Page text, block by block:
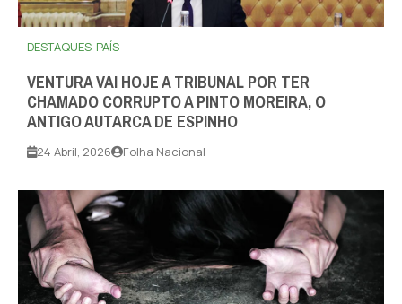
DESTAQUES PAÍS
VENTURA VAI HOJE A TRIBUNAL POR TER
CHAMADO CORRUPTO A PINTO MOREIRA, O
ANTIGO AUTARCA DE ESPINHO
24 Abril, 2026 Folha Nacional